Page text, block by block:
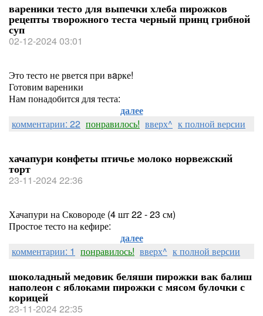
вареники тесто для выпечки хлеба пирожков
рецепты творожного теста черный принц грибной
суп
02-12-2024 03:01
Это тесто не рвется при вaрке!
Готовим вареники
Нам понадобится для теста:
далее
комментарии: 22 понравилось! вверх^ к полной версии
хачапури конфеты птичье молоко норвежский
торт
23-11-2024 22:36
Хачапури на Сковороде (4 шт 22 - 23 см)
Простое тесто на кефире:
далее
комментарии: 1 понравилось! вверх^ к полной версии
шоколадный медовик беляши пирожки вак балиш
наполеон с яблоками пирожки с мясом булочки с
корицей
23-11-2024 22:35